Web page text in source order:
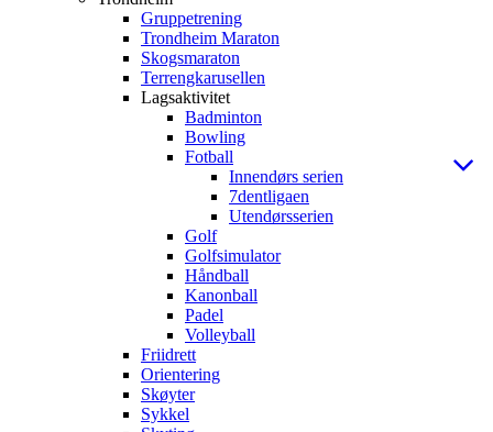
Gruppetrening
Trondheim Maraton
Skogsmaraton
Terrengkarusellen
Lagsaktivitet
Badminton
Bowling
Fotball
Innendørs serien
7dentligaen
Utendørsserien
Golf
Golfsimulator
Håndball
Kanonball
Padel
Volleyball
Friidrett
Orientering
Skøyter
Sykkel